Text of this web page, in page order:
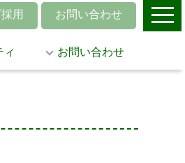
用 お問い合わせ
ィ お問い合わせ